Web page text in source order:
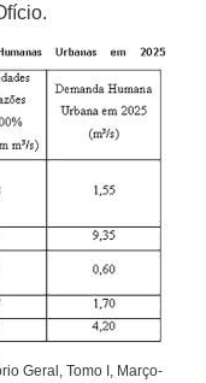
Geral, Tomo I, Março-